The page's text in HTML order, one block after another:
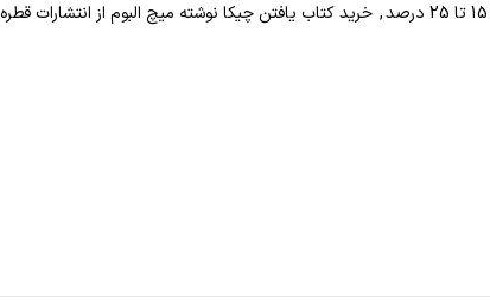
, خرید کتاب يافتن چيکا نوشته میچ البوم از انتشارات قطره